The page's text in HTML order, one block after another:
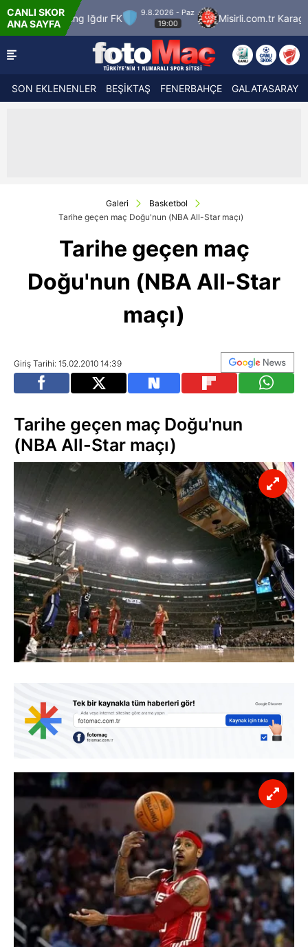
CANLI SKOR
ANA SAYFA
Paz Misirli.com.tr Karagümrük SMS Grup Sarıyerspor
SON EKLENENLER BEŞİKTAŞ FENERBAHÇE GALATASARAY
Galeri
Basketbol
Tarihe geçen maç Doğu'nun (NBA All-Star maçı)
Tarihe geçen maç
Doğu'nun (NBA All-Star
maçı)
Giriş Tarihi: 15.02.2010 14:39
Tarihe geçen maç Doğu'nun
(NBA All-Star maçı)